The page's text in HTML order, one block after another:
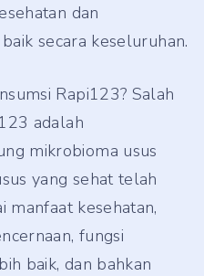
dan
secara keseluruhan.
Rapi123? Salah
adalah
mikrobioma usus
yang sehat telah
manfaat kesehatan,
fungsi
baik, dan bahkan